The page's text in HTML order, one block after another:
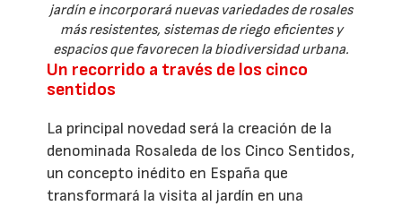
jardín e incorporará nuevas variedades de rosales
más resistentes, sistemas de riego eficientes y
espacios que favorecen la biodiversidad urbana.
Un recorrido a través de los cinco
sentidos
La principal novedad será la creación de la
denominada Rosaleda de los Cinco Sentidos,
un concepto inédito en España que
transformará la visita al jardín en una